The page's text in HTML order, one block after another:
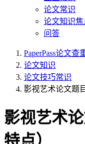
论文常识
论文知识焦
问答
PaperPass论文查
论文知识
论文技巧常识
影视艺术论文题
影视艺术